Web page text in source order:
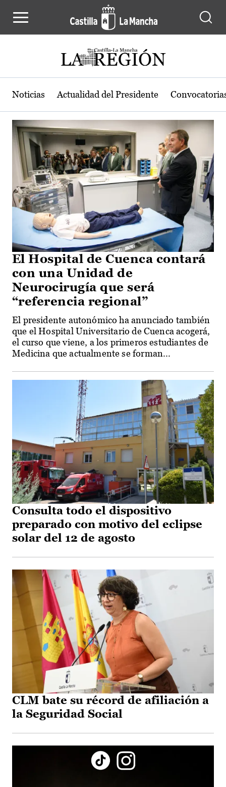
Actualidad de la región de Castilla-
Noticias Actualidad del Presidente
El Hospital de Cuenca contará
con una Unidad de
Neurocirugía que será
“referencia regional”
El presidente autonómico ha anunciado también
que el Hospital Universitario de Cuenca acogerá,
el curso que viene, a los primeros estudiantes de
Medicina que actualmente se forman...
Consulta todo el dispositivo
preparado con motivo del eclipse
solar del 12 de agosto
CLM bate su récord de afiliación a
la Seguridad Social